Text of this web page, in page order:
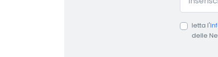
letta l'
delle